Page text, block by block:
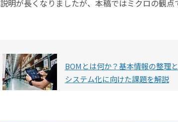
説明が長くなりましたが、本稿ではミクロの観点
BOMとは何か？基本情報の整理と
システム化に向けた課題を解説